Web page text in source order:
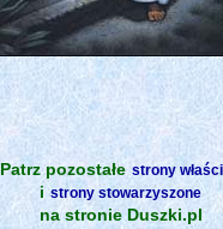
Patrz pozostałe strony
i strony stowarzyszone
na stronie Duszki.pl